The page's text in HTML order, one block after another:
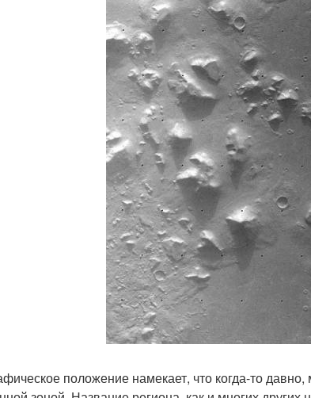
положение намекает, что когда-то